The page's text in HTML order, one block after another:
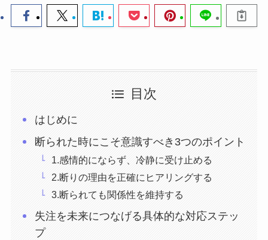
目次
はじめに
断られた時にこそ意識すべき3つのポイント
1.感情的にならず、冷静に受け止める
2.断りの理由を正確にヒアリングする
3.断られても関係性を維持する
失注を未来につなげる具体的な対応ステッ
プ